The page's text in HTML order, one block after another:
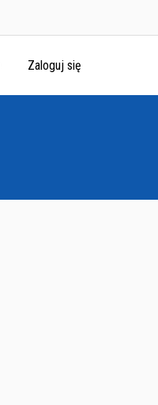
Zaloguj się